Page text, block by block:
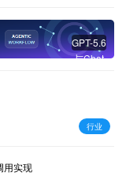
GPT-5.6
与Chat
进入智
能体时
行业
用实现